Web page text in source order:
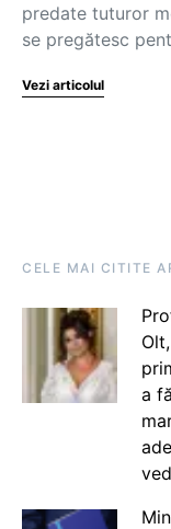
predate tuturor
se pregătesc
Vezi articolul
CELE MAI CITITE
a